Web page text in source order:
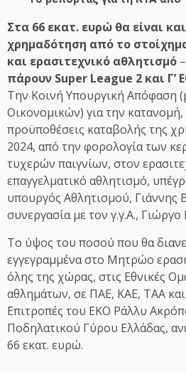
Στα 66 εκατ. ευρώ θα είναι
χρημαδότηση από το
και ερασιτεχνικό αθλητισμό –
πάρουν Super League 2 και Γ’
Tην Κοινή Υπουργική Απόφαση
Οικονομικών) για την κατανομή,
προϋποθέσεις καταβολής της
2024, από την φορολογία των
τυχερών παιγνίων, στον
επαγγελματικό αθλητισμό,
υπουργός Αθλητισμού, Γιάννης
συνεργασία με τον γ.γ.Α.,
Το ύψος του ποσού που θα
εγγεγραμμένα στο Μητρώο
όλης της χώρας, στις Εθνικές
αθλημάτων, σε ΠΑΕ, ΚΑΕ, ΤΑΑ και
Επιτροπές του EKO Ράλλυ
Ποδηλατικού Γύρου Ελλάδας,
66 εκατ. ευρώ.